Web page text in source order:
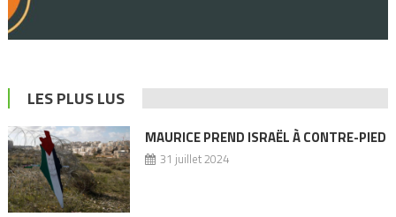
LES PLUS LUS
MAURICE PREND ISRAËL À CONTRE-PIED
31 juillet 2024